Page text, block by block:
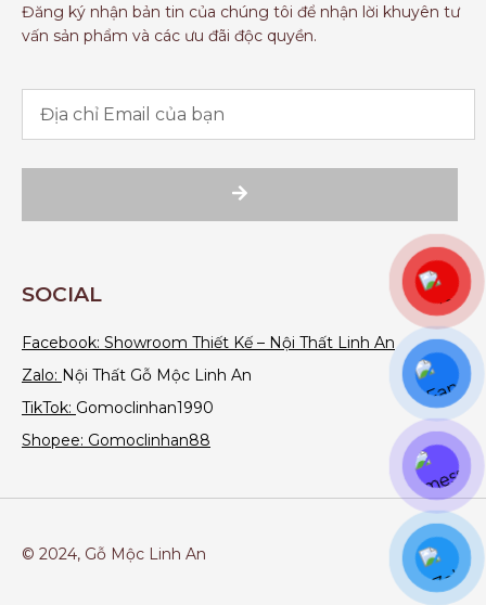
Đăng ký nhận bản tin của chúng tôi để nhận lời khuyên tư
vấn sản phẩm và các ưu đãi độc quyền.
SOCIAL
Facebook: Showroom Thiết Kế – Nội Thất Linh An
Zalo: Nội Thất Gỗ Mộc Linh An
TikTok: Gomoclinhan1990
Shopee: Gomoclinhan88
© 2024, Gỗ Mộc Linh An